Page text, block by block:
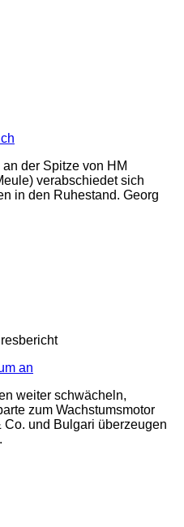
der Spitze von HM
verabschiedet sich
in den Ruhestand. Georg
an
weiter schwächeln,
zum Wachstumsmotor
Co. und Bulgari überzeugen